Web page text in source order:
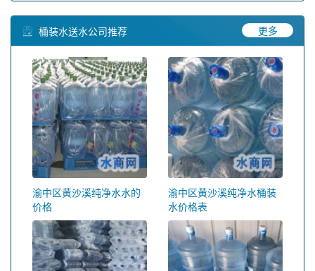
桶装水送水公司推荐 更多
渝中区黄沙溪纯净水水的
价格
渝中区黄沙溪纯净水桶装
水价格表